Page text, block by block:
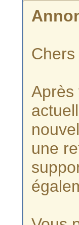
Après
une